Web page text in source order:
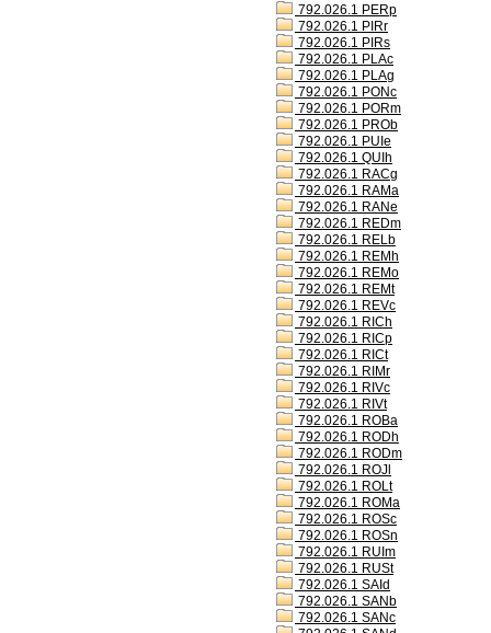
792.026.1 PERp
792.026.1 PIRr
792.026.1 PIRs
792.026.1 PLAc
792.026.1 PLAg
792.026.1 PONc
792.026.1 PORm
792.026.1 PROb
792.026.1 PUIe
792.026.1 QUIh
792.026.1 RACg
792.026.1 RAMa
792.026.1 RANe
792.026.1 REDm
792.026.1 RELb
792.026.1 REMh
792.026.1 REMo
792.026.1 REMt
792.026.1 REVc
792.026.1 RICh
792.026.1 RICp
792.026.1 RICt
792.026.1 RIMr
792.026.1 RIVc
792.026.1 RIVt
792.026.1 ROBa
792.026.1 RODh
792.026.1 RODm
792.026.1 ROJl
792.026.1 ROLt
792.026.1 ROMa
792.026.1 ROSc
792.026.1 ROSn
792.026.1 RUIm
792.026.1 RUSt
792.026.1 SAId
792.026.1 SANb
792.026.1 SANc